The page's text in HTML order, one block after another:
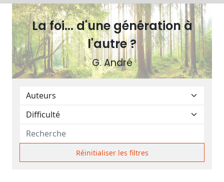
La foi... d'une génération à
l'autre ?
G. André
Réinitialiser les filtres
supports
Exemplaire
papier
Nous
une